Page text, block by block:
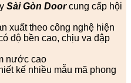
Sài Gòn Doorcung cấp hội
xuất theo công nghệ hiện
độ bền cao, chịu va đập
nước cao
kế nhiều mẫu mã phong